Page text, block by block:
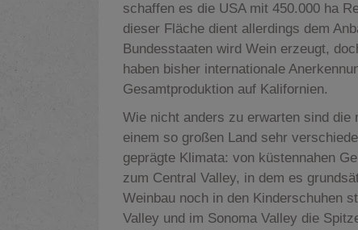
schaffen es die USA mit 450.000 ha
dieser Fläche dient allerdings dem
Bundesstaaten wird Wein erzeugt,
haben bisher internationale
Gesamtproduktion auf Kalifornien.
Wie nicht anders zu erwarten sind die
einem so großen Land sehr
geprägte Klimata: von küstennahen
zum Central Valley, in dem es
Weinbau noch in den Kinderschuhen
Valley und im Sonoma Valley die